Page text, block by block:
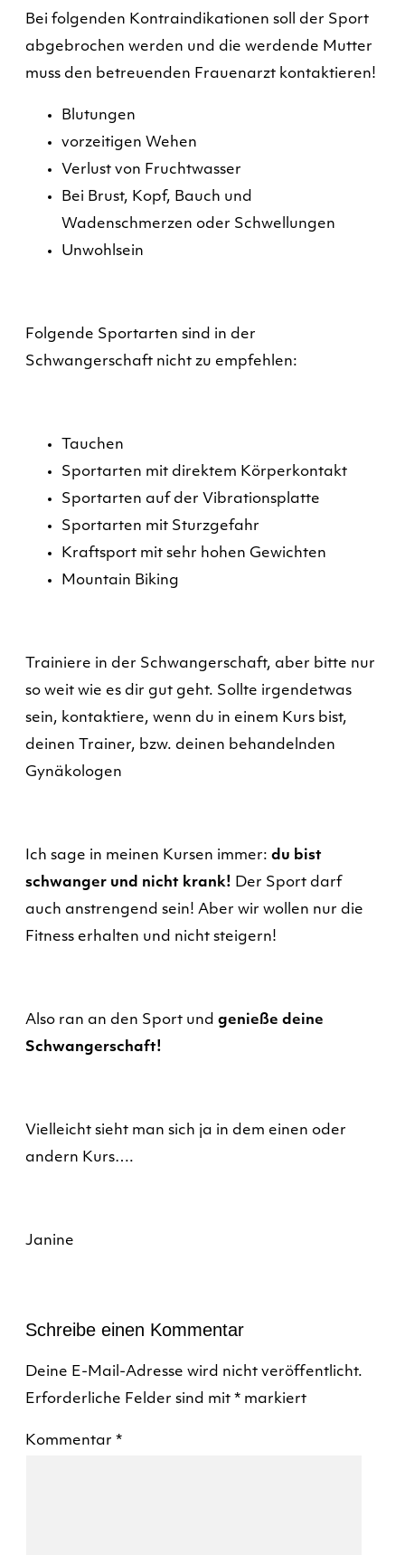
Bei folgenden Kontraindikationen soll der Sport
abgebrochen werden und die werdende Mutter
muss den betreuenden Frauenarzt kontaktieren!
Blutungen
vorzeitigen Wehen
Verlust von Fruchtwasser
Bei Brust, Kopf, Bauch und
Wadenschmerzen oder Schwellungen
Unwohlsein
Folgende Sportarten sind in der
Schwangerschaft nicht zu empfehlen:
Tauchen
Sportarten mit direktem Körperkontakt
Sportarten auf der Vibrationsplatte
Sportarten mit Sturzgefahr
Kraftsport mit sehr hohen Gewichten
Mountain Biking
Trainiere in der Schwangerschaft, aber bitte nur
so weit wie es dir gut geht. Sollte irgendetwas
sein, kontaktiere, wenn du in einem Kurs bist,
deinen Trainer, bzw. deinen behandelnden
Gynäkologen
Ich sage in meinen Kursen immer: du bist
schwanger und nicht krank! Der Sport darf
auch anstrengend sein! Aber wir wollen nur die
Fitness erhalten und nicht steigern!
Also ran an den Sport und genieße deine
Schwangerschaft!
Vielleicht sieht man sich ja in dem einen oder
andern Kurs….
Janine
Schreibe einen Kommentar
Deine E-Mail-Adresse wird nicht veröffentlicht.
Erforderliche Felder sind mit * markiert
Kommentar *